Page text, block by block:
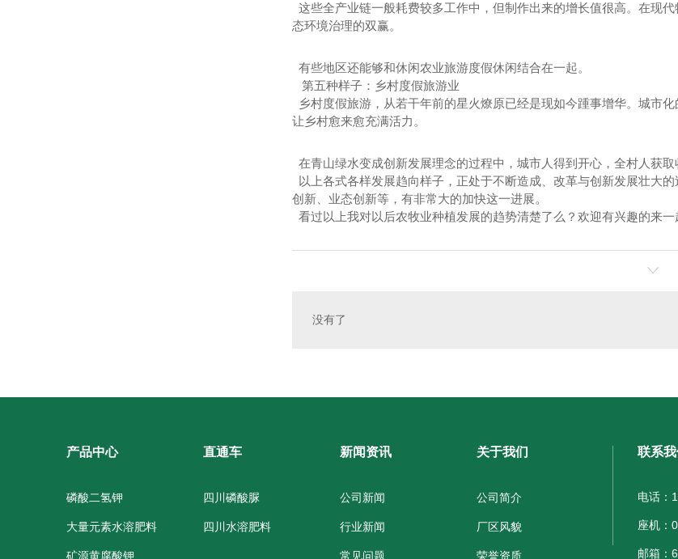
这些全产业链一般耗费较多工作中，但制作出来的增长值很高。在现
态环境治理的双赢。
有些地区还能够和休闲农业旅游度假休闲结合在一起。
第五种样子：乡村度假旅游业
乡村度假旅游，从若干年前的星火燎原已经是现如今踵事增华。城市
让乡村愈来愈充满活力。
在青山绿水变成创新发展理念的过程中，城市人得到开心，全村人获取
以上各式各样发展趋向样子，正处于不断造成、改革与创新发展壮大
创新、业态创新等，有非常大的加快这一进展。
看过以上我对以后农牧业种植发展的趋势清楚了么？欢迎有兴趣的来一
没有了
产品中心
磷酸二氢钾
大量元素水溶肥料
矿源黄腐酸钾
直通车
四川磷酸脲
四川水溶肥料
新闻资讯
公司新闻
行业新闻
常见问题
关于我们
公司简介
厂区风貌
荣誉资质
联系我
电话：
座机：
邮箱：